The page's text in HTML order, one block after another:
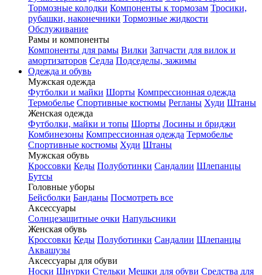
Тормозные колодки Компоненты к тормозам Тросики,
рубашки, наконечники Тормозные жидкости
Обслуживание
Рамы и компоненты
Компоненты для рамы Вилки Запчасти для вилок и
амортизаторов Седла Подседелы, зажимы
Одежда и обувь
Мужская одежда
Футболки и майки Шорты Компрессионная одежда
Термобелье Спортивные костюмы Регланы Худи Штаны
Женская одежда
Футболки, майки и топы Шорты Лосины и бриджи
Комбинезоны Компрессионная одежда Термобелье
Спортивные костюмы Худи Штаны
Мужская обувь
Кроссовки Кеды Полуботинки Сандалии Шлепанцы
Бутсы
Головные уборы
Бейсболки Банданы Посмотреть все
Аксессуары
Солнцезащитные очки Напульсники
Женская обувь
Кроссовки Кеды Полуботинки Сандалии Шлепанцы
Аквашузы
Аксессуары для обуви
Носки Шнурки Стельки Мешки для обуви Средства для